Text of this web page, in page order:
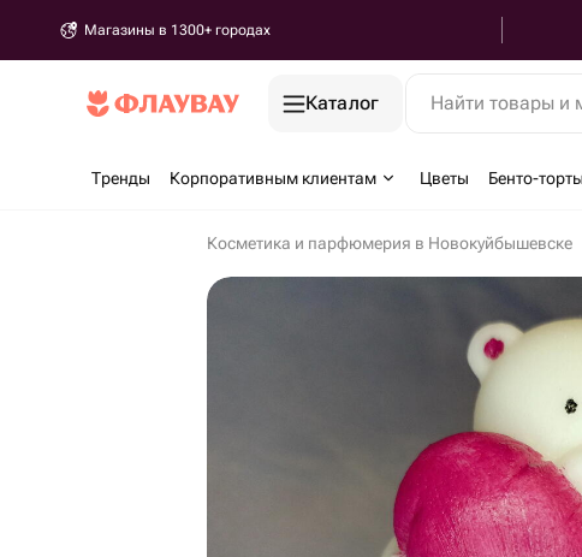
Магазины в 1300+ городах
Каталог Найти товары и
Тренды Корпоративным клиентам Цветы Бенто-торты
Косметика и парфюмерия в Новокуйбышевске